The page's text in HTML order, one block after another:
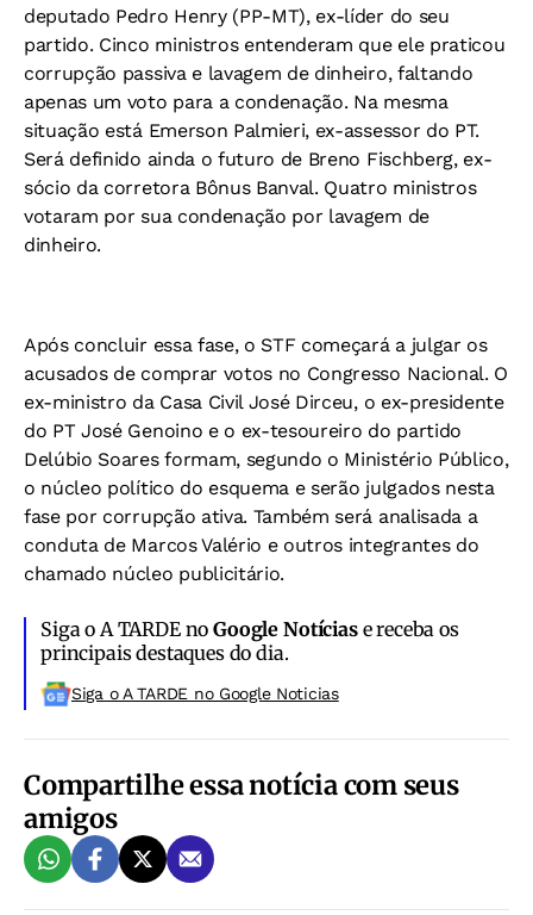
deputado Pedro Henry (PP-MT), ex-líder do seu
partido. Cinco ministros entenderam que ele praticou
corrupção passiva e lavagem de dinheiro, faltando
apenas um voto para a condenação. Na mesma
situação está Emerson Palmieri, ex-assessor do PT.
Será definido ainda o futuro de Breno Fischberg, ex-
sócio da corretora Bônus Banval. Quatro ministros
votaram por sua condenação por lavagem de
dinheiro.
Após concluir essa fase, o STF começará a julgar os
acusados de comprar votos no Congresso Nacional. O
ex-ministro da Casa Civil José Dirceu, o ex-presidente
do PT José Genoino e o ex-tesoureiro do partido
Delúbio Soares formam, segundo o Ministério Público,
o núcleo político do esquema e serão julgados nesta
fase por corrupção ativa. Também será analisada a
conduta de Marcos Valério e outros integrantes do
chamado núcleo publicitário.
Siga o A TARDE noGoogle Notíciase receba os
principais destaques do dia.
Siga o A TARDE no Google Noticias
Compartilhe essa notícia com seus
amigos